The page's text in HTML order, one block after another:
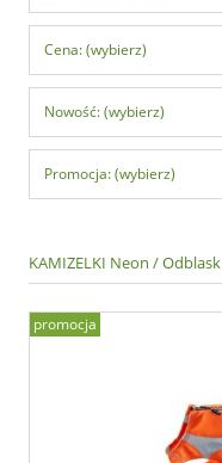
Cena: (wybierz)
Nowość: (wybierz)
Promocja: (wybierz)
KAMIZELKI Neon / Odblask
promocja